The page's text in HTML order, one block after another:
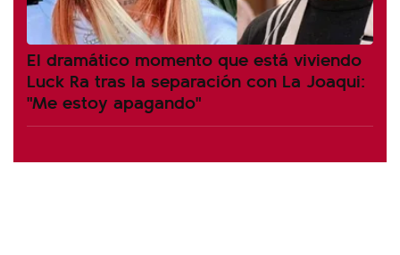
El dramático momento que está viviendo
Luck Ra tras la separación con La Joaqui:
"Me estoy apagando"